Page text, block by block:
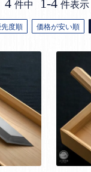
度順 価格が安い順
4 件中 1-4 件表示